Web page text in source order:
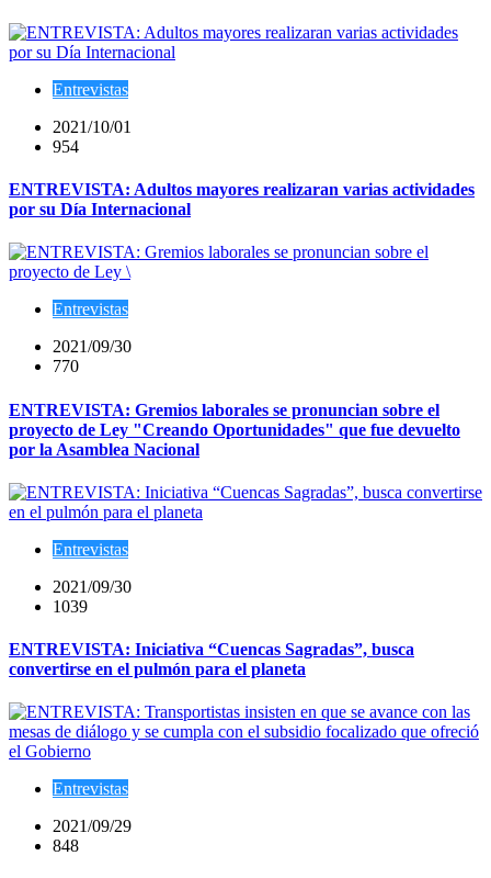
Entrevistas
2021/10/01
954
ENTREVISTA: Adultos mayores realizaran varias actividades
por su Día Internacional
Entrevistas
2021/09/30
770
ENTREVISTA: Gremios laborales se pronuncian sobre el
proyecto de Ley "Creando Oportunidades" que fue devuelto
por la Asamblea Nacional
Entrevistas
2021/09/30
1039
ENTREVISTA: Iniciativa “Cuencas Sagradas”, busca
convertirse en el pulmón para el planeta
Entrevistas
2021/09/29
848